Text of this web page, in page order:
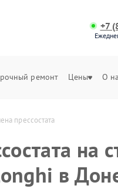
+7
ремонт Цены О
прессостата
на
в